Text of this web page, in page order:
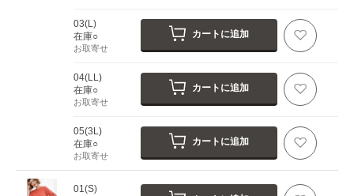
03(L)
在庫○
お取寄せ
カートに追加
04(LL)
在庫○
お取寄せ
カートに追加
05(3L)
在庫○
お取寄せ
カートに追加
01(S)